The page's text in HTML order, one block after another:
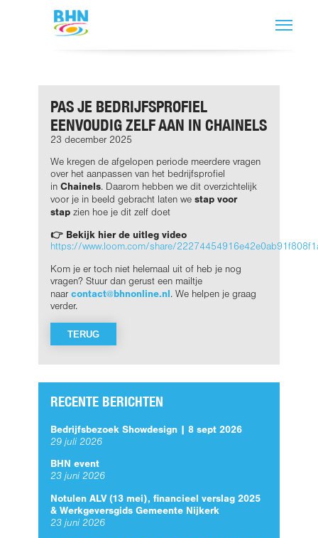
PAS JE BEDRIJFSPROFIEL
EENVOUDIG ZELF AAN IN CHAINELS
23 december 2025
We kregen de afgelopen periode meerdere vragen
over het aanpassen van het bedrijfsprofiel
inChainels. Daarom hebben we dit overzichtelijk
voor je in beeld gebracht laten westap voor
stap zien hoe je dit zelf doet
👉 Bekijk hier de uitleg video
https://www.loom.com/share/
Kom je er toch niet helemaal uit of heb je nog
vragen? Stuur dan gerust een mailtje
naarcontact@bhnonline.nl. We helpen je graag
verder.
TERUG
RECENTE BERICHTEN
Bedrijfsbezoek Showdesign | 8 sept 2026
29 juli 2026
BHN event
23 juni 2026
Notulen ALV (13 mei), financieel verslag 2025
& Werkgeversgids Gemeente Nijkerk
23 juni 2026